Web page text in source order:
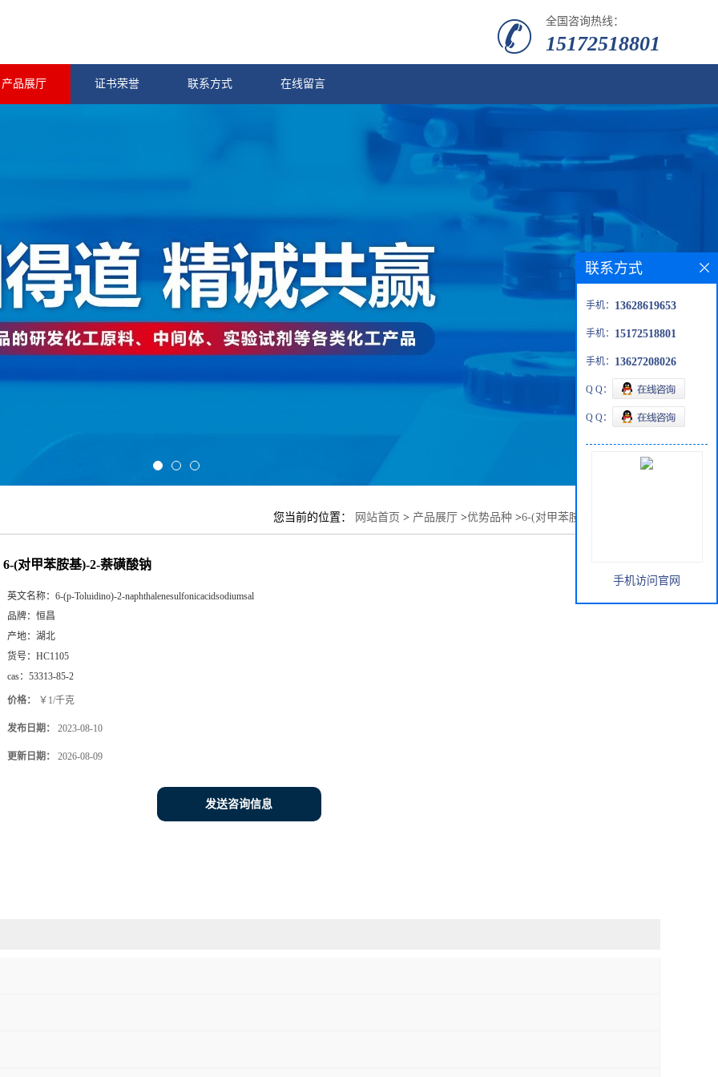
全国咨询热线：
15172518801
产品展厅 证书荣誉 联系方式 在线留言
您当前的位置： 网站首页 > 产品展厅 >优势品种 >6-(对甲苯胺基)-2-萘磺酸钠
6-(对甲苯胺基)-2-萘磺酸钠
英文名称： 6-(p-Toluidino)-2-naphthalenesulfonicacidsodiumsal
品牌： 恒昌
产地： 湖北
货号： HC1105
cas： 53313-85-2
价格： ￥1/千克
发布日期： 2023-08-10
更新日期： 2026-08-09
发送咨询信息
联系方式
手机： 13628619653
手机： 15172518801
手机： 13627208026
Q Q：
Q Q：
手机访问官网